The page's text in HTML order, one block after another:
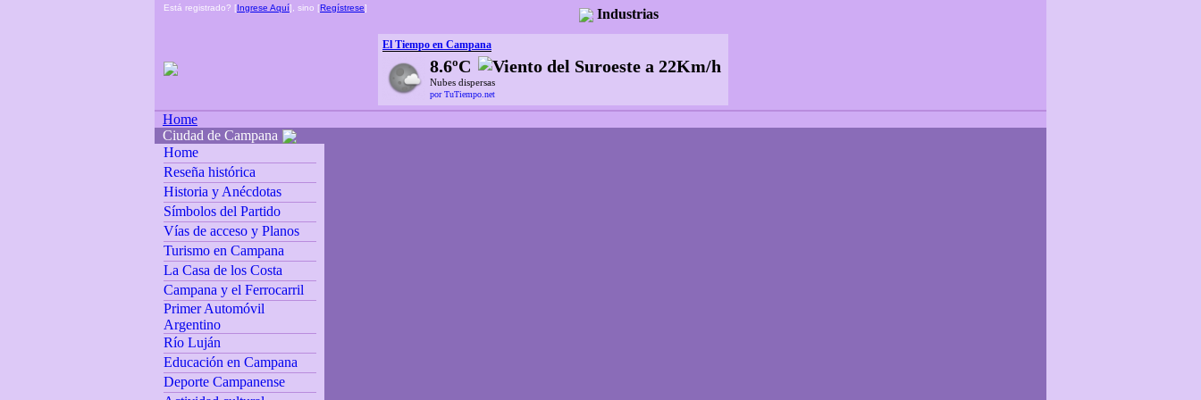
Está registrado? [Ingrese Aquí], sino [Regístrese] Industrias
El Tiempo en Campana
8.6ºC
Nubes dispersas
por TuTiempo.net
Home
Ciudad de Campana
Home
Reseña histórica
Historia y Anécdotas
Símbolos del Partido
Vías de acceso y Planos
Turismo en Campana
La Casa de los Costa
Campana y el Ferrocarril
Primer Automóvil
Argentino
Río Luján
Educación en Campana
Deporte Campanense